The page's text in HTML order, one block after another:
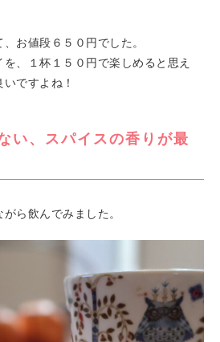
お値段６５０円でした。
、１杯１５０円で楽しめると思え
ですよね！
い、スパイスの香りが最
ら飲んでみました。